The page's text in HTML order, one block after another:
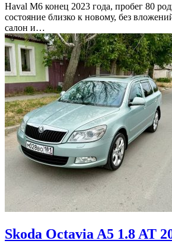
Haval M6 конец 2023 года, пробег 80
состояние близко к новому, без
салон и…
Skoda Octavia A5 1.8 AT